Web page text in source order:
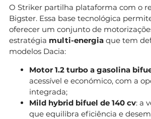
O Striker partilha plataforma com o
Bigster. Essa base tecnológica
oferecer um conjunto de
estratégia multi-energia que tem
modelos Dacia:
Motor 1.2 turbo a gasolina
acessível e económico, com a
integrada;
Mild hybrid bifuel de 140 cv: a
que equilibra eficiência e